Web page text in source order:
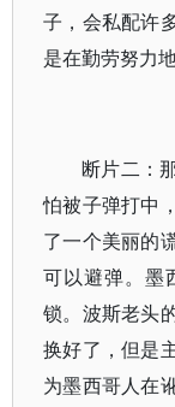
子，会私配许
是在勤劳努力
断片二：
怕被子弹打中
了一个美丽的
可以避弹。墨
锁。波斯老头
换好了，但是
为墨西哥人在